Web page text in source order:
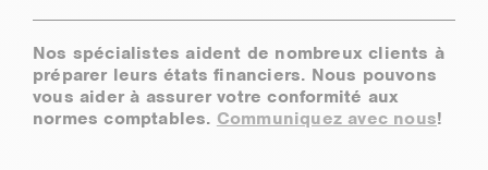
Nos spécialistes aident de nombreux clients à
préparer leurs états financiers. Nous pouvons
vous aider à assurer votre conformité aux
normes comptables. Communiquez avec nous!